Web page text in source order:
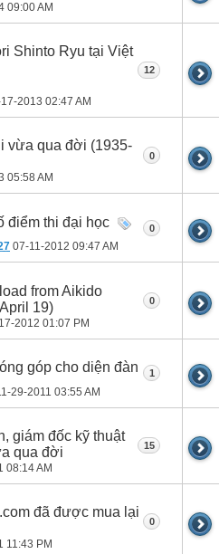
09:00 AM
Shinto Ryu tại Việt
2013 02:47 AM
12
vừa qua đời (1935-
05:58 AM
0
điểm thi đại học
07-11-2012 09:47 AM
0
from Aikido
19)
2012 01:07 PM
0
góp cho diện đàn
29-2011 03:55 AM
1
giám đốc kỹ thuật
qua đời
08:14 AM
15
đã được mua lại
11:43 PM
0